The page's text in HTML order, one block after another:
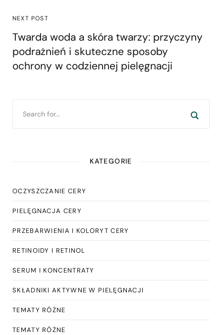
NEXT POST
Twarda woda a skóra twarzy: przyczyny
podrażnień i skuteczne sposoby
ochrony w codziennej pielęgnacji
KATEGORIE
OCZYSZCZANIE CERY
PIELĘGNACJA CERY
PRZEBARWIENIA I KOLORYT CERY
RETINOIDY I RETINOL
SERUM I KONCENTRATY
SKŁADNIKI AKTYWNE W PIELĘGNACJI
TEMATY RÓŻNE
TEMATY RÓŻNE